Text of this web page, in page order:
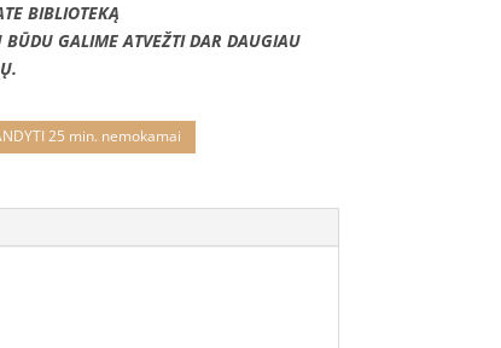
BIBLIOTEKĄ
BŪDU GALIME ATVEŽTI DAR DAUGIAU
25 min. nemokamai